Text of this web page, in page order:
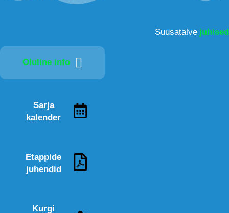
Suusatalve juhised
Oluline info
Sarja
kalender
Etappide
juhendid
Kurgi